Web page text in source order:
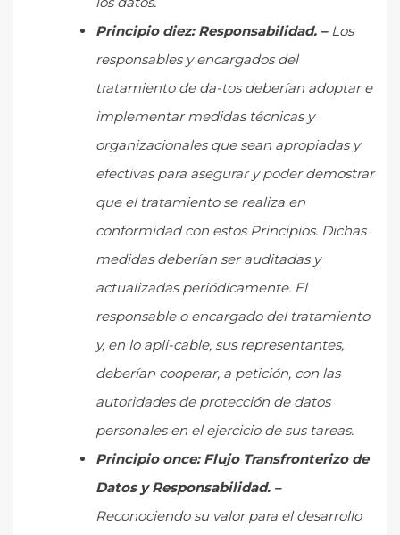
Principio diez: Responsabilidad. –Los
responsables y encargados del
tratamiento de da-tos deberían adoptar e
implementar medidas técnicas y
organizacionales que sean apropiadas y
efectivas para asegurar y poder demostrar
que el tratamiento se realiza en
conformidad con estos Principios. Dichas
medidas deberían ser auditadas y
actualizadas periódicamente. El
responsable o encargado del tratamiento
y, en lo apli-cable, sus representantes,
deberían cooperar, a petición, con las
autoridades de protección de datos
personales en el ejercicio de sus tareas.
Principio once: Flujo Transfronterizo de
Datos y Responsabilidad. –
Reconociendo su valor para el desarrollo